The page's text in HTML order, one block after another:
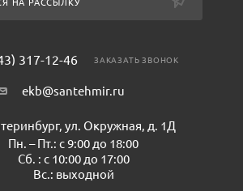
317-12-46 ЗАКАЗАТЬ ЗВОНОК
ekb@santehmir.ru
ул. Окружная, д. 1Д
Пн. – Пт.: с 9:00 до 18:00
Сб. : с 10:00 до 17:00
Вс.: выходной